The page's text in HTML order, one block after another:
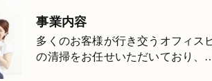
事業内容
多くのお客様が行き交うオフィス
の清掃をお任せいただいており、